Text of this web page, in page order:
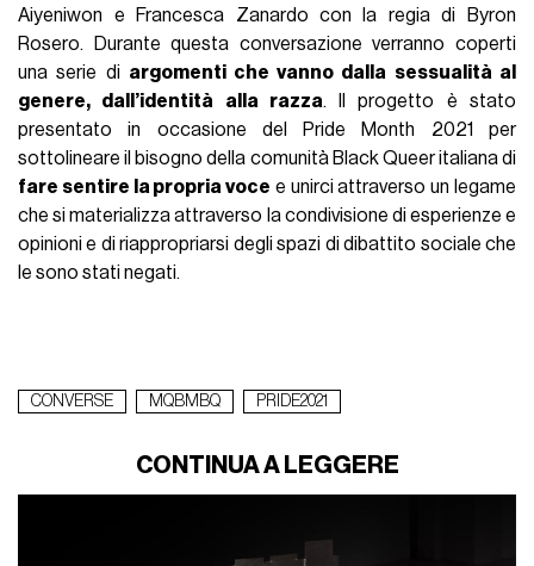
Aiyeniwon e Francesca Zanardo con la regia di Byron
Rosero. Durante questa conversazione verranno coperti
una serie di argomenti che vanno dalla sessualità al
genere, dall’identità alla razza. Il progetto è stato
presentato in occasione del Pride Month 2021 per
sottolineare il bisogno della comunità Black Queer italiana di
fare sentire la propria voce e unirci attraverso un legame
che si materializza attraverso la condivisione di esperienze e
opinioni e di riappropriarsi degli spazi di dibattito sociale che
le sono stati negati.
CONVERSE MQBMBQ PRIDE2021
CONTINUA A LEGGERE